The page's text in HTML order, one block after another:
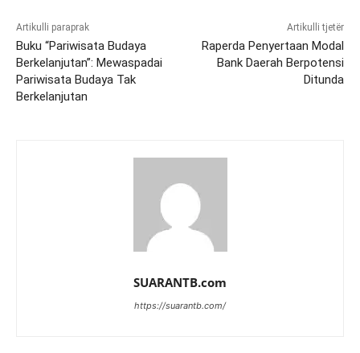
Artikulli paraprak
Buku “Pariwisata Budaya
Berkelanjutan”: Mewaspadai
Pariwisata Budaya Tak
Berkelanjutan
Artikulli tjetër
Raperda Penyertaan Modal
Bank Daerah Berpotensi
Ditunda
SUARANTB.com
https://suarantb.com/